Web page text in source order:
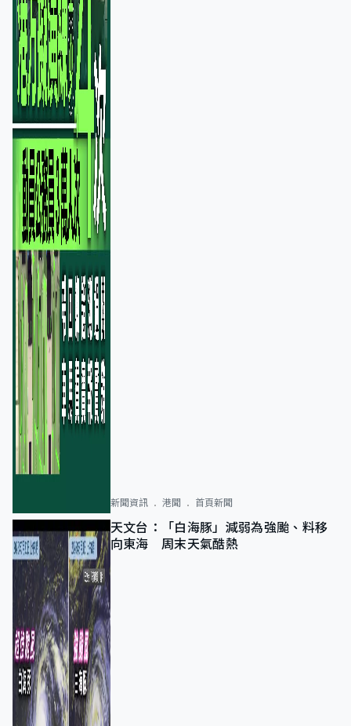
新聞資訊 港聞 首頁新聞
天文台：「白海豚」減弱為強颱、料移
向東海 周末天氣酷熱